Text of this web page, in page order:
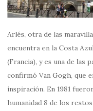
Arlés, otra de las
encuentra en la Costa
(Francia), y es una de las
confirmó Van Gogh, que
inspiración. En 1981
humanidad 8 de los